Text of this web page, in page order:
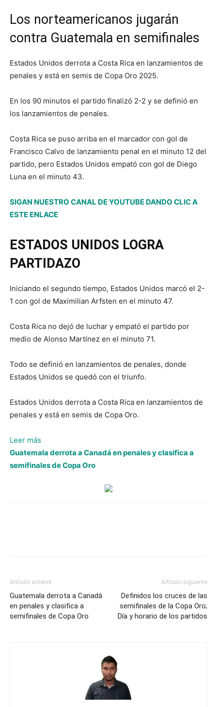
Los norteamericanos jugarán
contra Guatemala en semifinales
Estados Unidos derrota a Costa Rica en lanzamientos de
penales y está en semis de Copa Oro 2025.
En los 90 minutos el partido finalizó 2-2 y se definió en
los lanzamientos de penales.
Costa Rica se puso arriba en el marcador con gol de
Francisco Calvo de lanzamiento penal en el minuto 12 del
partido, pero Estados Unidos empató con gol de Diego
Luna en el minuto 43.
SIGAN NUESTRO CANAL DE YOUTUBE DANDO CLIC A
ESTE ENLACE
ESTADOS UNIDOS LOGRA
PARTIDAZO
Iniciando el segundo tiempo, Estados Unidos marcó el 2-
1 con gol de Maximilian Arfsten en el minuto 47.
Costa Rica no dejó de luchar y empató el partido por
medio de Alonso Martínez en el minuto 71.
Todo se definió en lanzamientos de penales, donde
Estados Unidos se quedó con el triunfo.
Estados Unidos derrota a Costa Rica en lanzamientos de
penales y está en semis de Copa Oro.
Leer más
Estados
Unidos
está
en
semis
Guatemala derrota a Canadá en penales y clasifica a
semifinales de Copa Oro
Artículo anterior
Guatemala derrota a Canadá
en penales y clasifica a
semifinales de Copa Oro
Artículo siguiente
Definidos los cruces de las
semifinales de la Copa Oro;
Día y horario de los partidos